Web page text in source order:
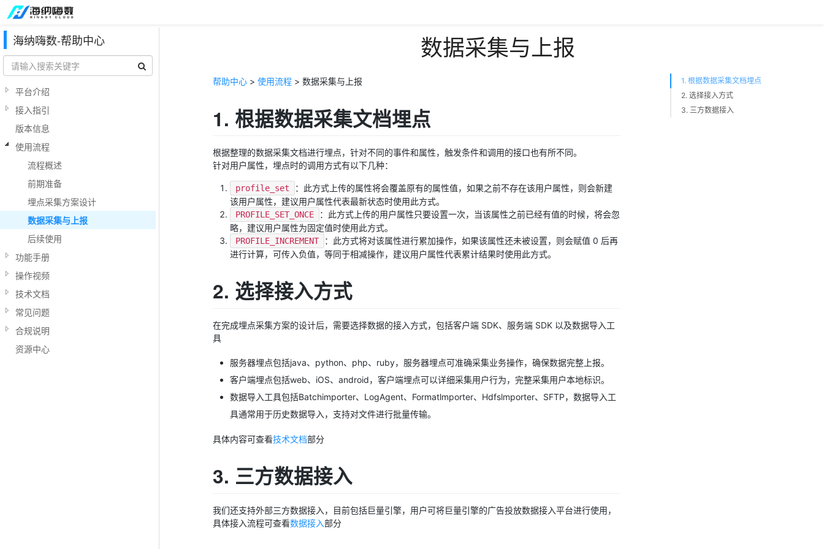
海纳嗨数-帮助中心
平台介绍
接入指引
版本信息
使用流程
流程概述
前期准备
埋点采集方案设计
数据采集与上报
后续使用
功能手册
操作视频
技术文档
常见问题
合规说明
资源中心
数据采集与上报
帮助中心 > 使用流程 > 数据采集与上报
1. 根据数据采集文档埋点
2. 选择接入方式
3. 三方数据接入
1. 根据数据采集文档埋点
根据整理的数据采集文档进行埋点，针对不同的事件和属性，触发条件和调用的接口也有所不同。
针对用户属性，埋点时的调用方式有以下几种：
profile_set
：此方式上传的属性将会覆盖原有的属性值，如果之前不存在该用户属性，则会新建
该用户属性，建议用户属性代表最新状态时使用此方式。
PROFILE_SET_ONCE
：此方式上传的用户属性只要设置一次，当该属性之前已经有值的时候，将会忽
略，建议用户属性为固定值时使用此方式。
PROFILE_INCREMENT
：此方式将对该属性进行累加操作，如果该属性还未被设置，则会赋值 0 后再
进行计算，可传入负值，等同于相减操作，建议用户属性代表累计结果时使用此方式。
2. 选择接入方式
在完成埋点采集方案的设计后，需要选择数据的接入方式，包括客户端 SDK、服务端 SDK 以及数据导入工
具
服务器埋点包括java、python、php、ruby，服务器埋点可准确采集业务操作，确保数据完整上报。
客户端埋点包括web、iOS、android，客户端埋点可以详细采集用户行为，完整采集用户本地标识。
数据导入工具包括Batchimporter、LogAgent、Formatlmporter、Hdfslmporter、SFTP，数据导入工
具通常用于历史数据导入，支持对文件进行批量传输。
具体内容可查看技术文档部分
3. 三方数据接入
我们还支持外部三方数据接入，目前包括巨量引擎，用户可将巨量引擎的广告投放数据接入平台进行使用，
具体接入流程可查看数据接入部分